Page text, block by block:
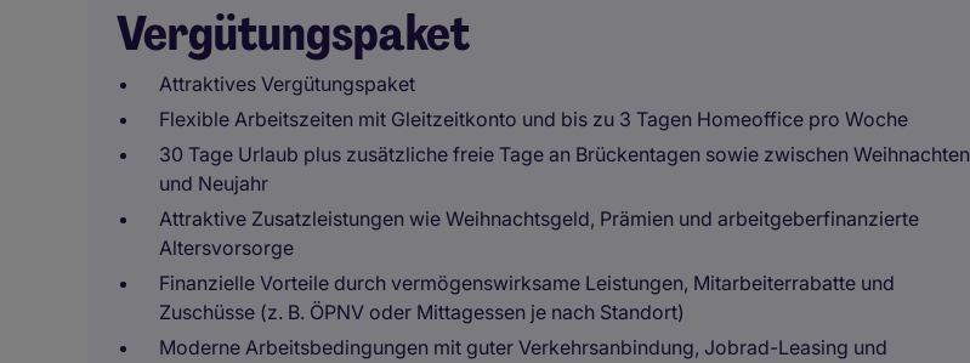
Vergütungspaket
Attraktives Vergütungspaket
Flexible Arbeitszeiten mit Gleitzeitkonto und bis zu 3 Tagen Homeoffice pro Woche
30 Tage Urlaub plus zusätzliche freie Tage an Brückentagen sowie zwischen Weihnachten
und Neujahr
Attraktive Zusatzleistungen wie Weihnachtsgeld, Prämien und arbeitgeberfinanzierte
Altersvorsorge
Finanzielle Vorteile durch vermögenswirksame Leistungen, Mitarbeiterrabatte und
Zuschüsse (z. B. ÖPNV oder Mittagessen je nach Standort)
Moderne Arbeitsbedingungen mit guter Verkehrsanbindung, Jobrad-Leasing und